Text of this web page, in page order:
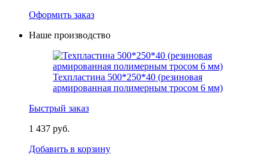
Оформить заказ
Наше производство
Техпластина 500*250*40 (резиновая
армированная полимерным тросом 6 мм)
Быстрый заказ
1 437 руб.
Добавить в корзину